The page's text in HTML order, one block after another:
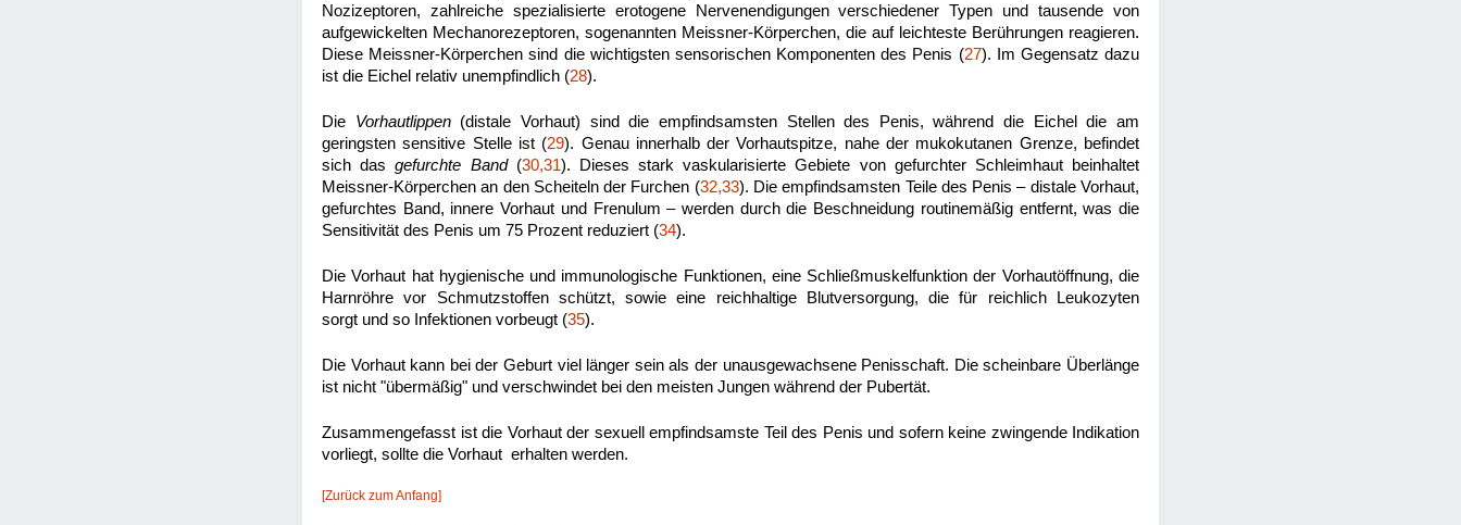
Nozizeptoren, zahlreiche spezialisierte erotogene Nervenendigungen verschiedener Typen und tausende von
aufgewickelten Mechanorezeptoren, sogenannten Meissner-Körperchen, die auf leichteste Berührungen reagieren.
Diese Meissner-Körperchen sind die wichtigsten sensorischen Komponenten des Penis (27). Im Gegensatz dazu
ist die Eichel relativ unempfindlich (28).
Die Vorhautlippen(distale Vorhaut) sind die empfindsamsten Stellen des Penis, während die Eichel die am
geringsten sensitive Stelle ist (29). Genau innerhalb der Vorhautspitze, nahe der mukokutanen Grenze, befindet
sich dasgefurchte Band(30,31). Dieses stark vaskularisierte Gebiete von gefurchter Schleimhaut beinhaltet
Meissner-Körperchen an den Scheiteln der Furchen (32,33). Die empfindsamsten Teile des Penis – distale Vorhaut,
gefurchtes Band, innere Vorhaut und Frenulum – werden durch die Beschneidung routinemäßig entfernt, was die
Sensitivität des Penis um 75 Prozent reduziert (34).
Die Vorhaut hat hygienische und immunologische Funktionen, eine Schließmuskelfunktion der Vorhautöffnung, die
Harnröhre vor Schmutzstoffen schützt, sowie eine reichhaltige Blutversorgung, die für reichlich Leukozyten
sorgt und so Infektionen vorbeugt (35).
Die Vorhaut kann bei der Geburt viel länger sein als der unausgewachsene Penisschaft. Die scheinbare Überlänge
ist nicht "übermäßig" und verschwindet bei den meisten Jungen während der Pubertät.
Zusammengefasst ist die Vorhaut der sexuell empfindsamste Teil des Penis und sofern keine zwingende Indikation
vorliegt, sollte die Vorhaut erhalten werden.
[Zurück zum Anfang]